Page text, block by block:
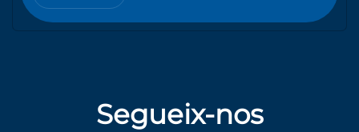
Segueix-nos